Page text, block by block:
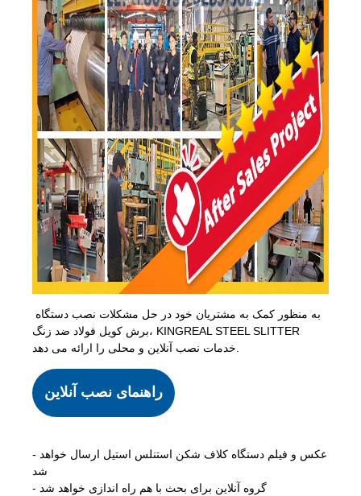
برش کویل فولاد ضد زنگ، KINGREAL STEEL SLITTER
راهنمای نصب آنلاین
- عکس و فیلم دستگاه کلاف شکن استنلس استیل ارسال خواهد
- گروه آنلاین برای بحث با هم راه اندازی خواهد شد